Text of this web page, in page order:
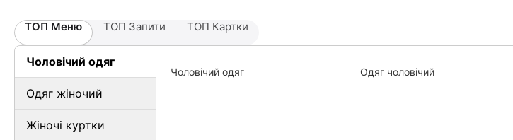
ТОП Меню ТОП Запити ТОП Картки
Чоловічий одяг
Одяг жіночий
Жіночі куртки
Чоловічий одяг Одяг чоловічий